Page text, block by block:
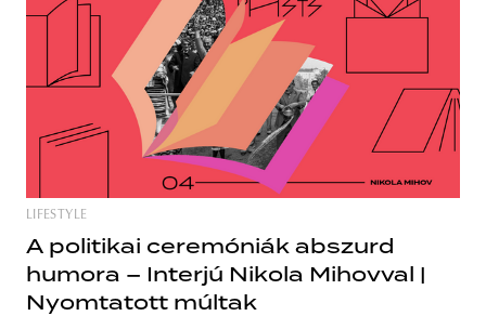
LIFESTYLE
A politikai ceremóniák abszurd
humora – Interjú Nikola Mihovval |
Nyomtatott múltak